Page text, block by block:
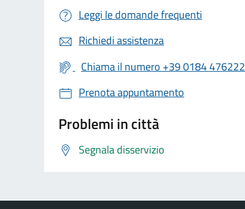
Leggi le domande frequenti
Richiedi assistenza
Chiama il numero +39 0184 476222
Prenota appuntamento
Problemi in città
Segnala disservizio